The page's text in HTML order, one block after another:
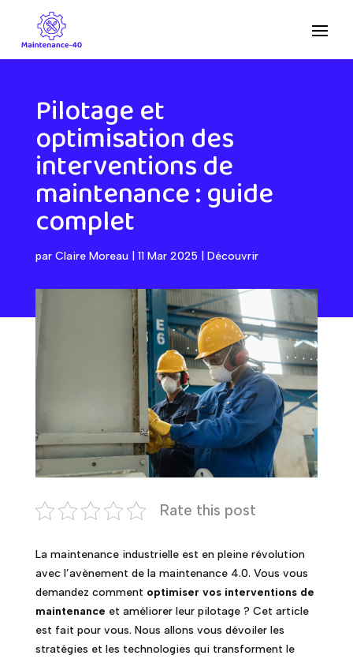
Pilotage et
optimisation des
interventions de
maintenance : guide
complet
par Claire Moreau| 11 Mar 2025 Découvrir
Rate this post
La maintenance industrielle est en pleine révolution
avec l’avènement de la maintenance 4.0. Vous vous
demandez comment optimiser vos interventions de
maintenance et améliorer leur pilotage ? Cet article
est fait pour vous. Nous allons vous dévoiler les
stratégies et les technologies qui transforment le